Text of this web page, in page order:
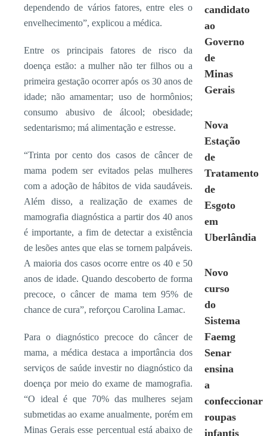
dependendo de vários fatores, entre eles o
envelhecimento”, explicou a médica.
Entre os principais fatores de risco da
doença estão: a mulher não ter filhos ou a
primeira gestação ocorrer após os 30 anos de
idade; não amamentar; uso de hormônios;
consumo abusivo de álcool; obesidade;
sedentarismo; má alimentação e estresse.
“Trinta por cento dos casos de câncer de
mama podem ser evitados pelas mulheres
com a adoção de hábitos de vida saudáveis.
Além disso, a realização de exames de
mamografia diagnóstica a partir dos 40 anos
é importante, a fim de detectar a existência
de lesões antes que elas se tornem palpáveis.
A maioria dos casos ocorre entre os 40 e 50
anos de idade. Quando descoberto de forma
precoce, o câncer de mama tem 95% de
chance de cura”, reforçou Carolina Lamac.
Para o diagnóstico precoce do câncer de
mama, a médica destaca a importância dos
serviços de saúde investir no diagnóstico da
doença por meio do exame de mamografia.
“O ideal é que 70% das mulheres sejam
submetidas ao exame anualmente, porém em
Minas Gerais esse percentual está abaixo de
candidato
ao
Governo
de
Minas
Gerais
Nova
Estação
de
Tratamento
de
Esgoto
em
Uberlândia
Novo
curso
do
Sistema
Faemg
Senar
ensina
a
confeccionar
roupas
infantis